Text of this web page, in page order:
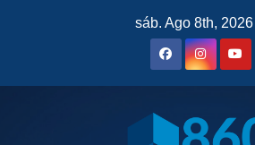
sáb. Ago 8th, 2026